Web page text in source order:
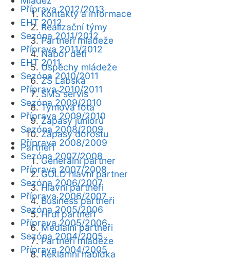
Kontakty a informace
Realizační týmy
Partneři mládeže
Nábor dětí
Úspěchy mládeže
ZŠ Labská
SMS servis
Týmová fota
Zápasy juniorů
Zápasy dorostu
Partneři
Generální partner
GOLD hlavní partner
Hlavní partneři
Business partneři
Hrdí partneři
Mediální partneři
Partneři mládeže
Reklamní nabídka
Příprava 2012/2013
EHT 2012
Sezóna 2011/2012
Příprava 2011/2012
EHT 2011
Sezóna 2010/2011
Příprava 2010/2011
Sezóna 2009/2010
Příprava 2009/2010
Sezóna 2008/2009
Příprava 2008/2009
Sezóna 2007/2008
Příprava 2007/2008
Sezóna 2006/2007
Příprava 2006/2007
Sezóna 2005/2006
Příprava 2005/2006
Sezóna 2004/2005
Příprava 2004/2005